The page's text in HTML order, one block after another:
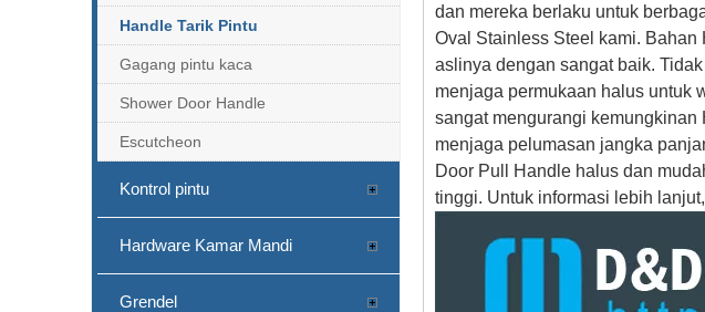
Handle Tarik Pintu
Gagang pintu kaca
Shower Door Handle
Escutcheon
Kontrol pintu
Hardware Kamar Mandi
Grendel
dan mereka berlaku untuk
Oval Stainless Steel kami.
aslinya dengan sangat baik.
menjaga permukaan halus untuk
sangat mengurangi
menjaga pelumasan jangka
Door Pull Handle halus dan
tinggi. Untuk informasi lebih